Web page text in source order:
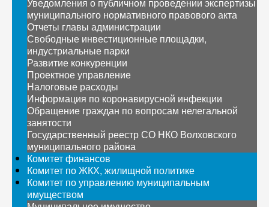
муниципального нормативного правового акта
Отчеты главы администрации
Свободные инвестиционные площадки,
индустриальные парки
Развитие конкуренции
Проектное управление
Налоговые расходы
Информация по коронавирусной инфекции
Обращение граждан по вопросам нелегальной
занятости
Государственный реестр СО НКО Волховского
муниципального района
Комитет финансов
Комитет по ЖКХ, жилищной политике
Комитет по управлению муниципальным
имуществом